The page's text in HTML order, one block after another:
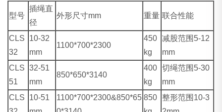
型号
插绳直
径
外形尺寸mm 重量 联合性能
CLS
32
10-32
mm
1100*700*2300
450
kg
减股范围5-12
mm
CLS
51
32-51
mm
850*650*3140
400
kg
切绳范围5-30
mm
CLS
10-51
1100*700*2300&850*65 850
整形范围10-3